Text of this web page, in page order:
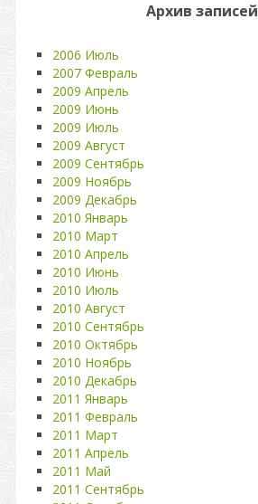
Архив записей
2006 Июль
2007 Февраль
2009 Апрель
2009 Июнь
2009 Июль
2009 Август
2009 Сентябрь
2009 Ноябрь
2009 Декабрь
2010 Январь
2010 Март
2010 Апрель
2010 Июнь
2010 Июль
2010 Август
2010 Сентябрь
2010 Октябрь
2010 Ноябрь
2010 Декабрь
2011 Январь
2011 Февраль
2011 Март
2011 Апрель
2011 Май
2011 Сентябрь